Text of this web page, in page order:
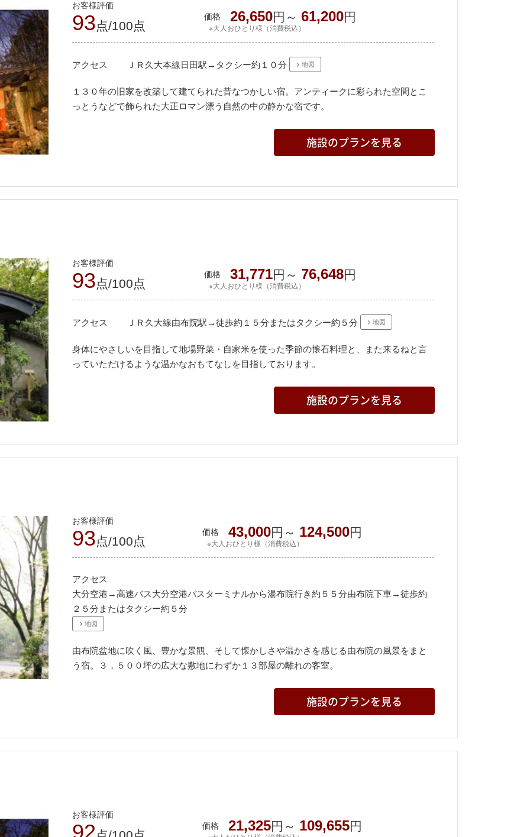
お客様評価
93点/100点
価格 26,650円～ 61,200円
※大人おひとり様 （消費税込）
アクセス ＪＲ久大本線日田駅→タクシー約１０分 地図
１３０年の旧家を改築して建てられた昔なつかしい宿。アンティークに彩られた空間とこ
っとうなどで飾られた大正ロマン漂う自然の中の静かな宿です。
施設のプランを見る
お客様評価
93点/100点
価格 31,771円～ 76,648円
※大人おひとり様 （消費税込）
アクセス ＪＲ久大線由布院駅→徒歩約１５分またはタクシー約５分 地図
身体にやさしいを目指して地場野菜・自家米を使った季節の懐石料理と、また来るねと言
っていただけるような温かなおもてなしを目指しております。
施設のプランを見る
お客様評価
93点/100点
価格 43,000円～ 124,500円
※大人おひとり様 （消費税込）
アクセス
大分空港→高速バス大分空港バスターミナルから湯布院行き約５５分由布院下車→徒歩約
２５分またはタクシー約５分
地図
由布院盆地に吹く風、豊かな景観、そして懐かしさや温かさを感じる由布院の風景をまと
う宿。３，５００坪の広大な敷地にわずか１３部屋の離れの客室。
施設のプランを見る
お客様評価
92 価格 21,325円～ 109,655円